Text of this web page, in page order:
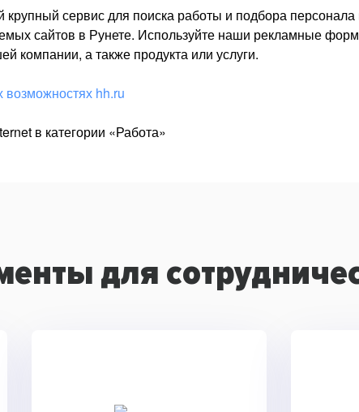
сервис для поиска работы и подбора персонала
сайтов в Рунете. Используйте наши рекламные
компании, а также продукта или услуги.
hh.ru
в категории «Работа»
для